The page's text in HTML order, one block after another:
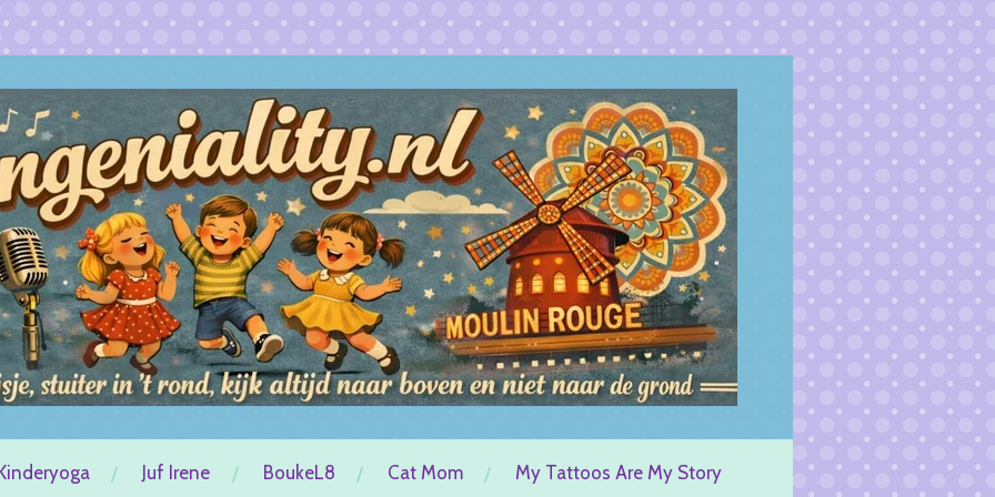
Juf Irene BoukeL8 Cat Mom
My Tattoos Are My Story